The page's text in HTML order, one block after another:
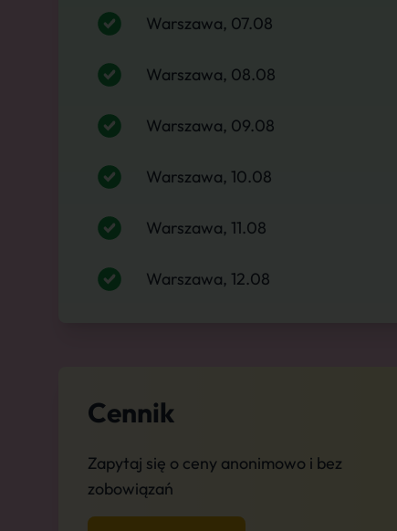
Warszawa, 07.08
Warszawa, 08.08
Warszawa, 09.08
Warszawa, 10.08
Warszawa, 11.08
Warszawa, 12.08
Cennik
Zapytaj się o ceny anonimowo i bez
zobowiązań